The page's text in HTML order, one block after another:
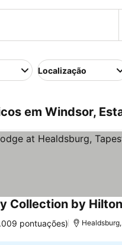
Localização
em Windsor,
Collection by Hilton
pontuações)